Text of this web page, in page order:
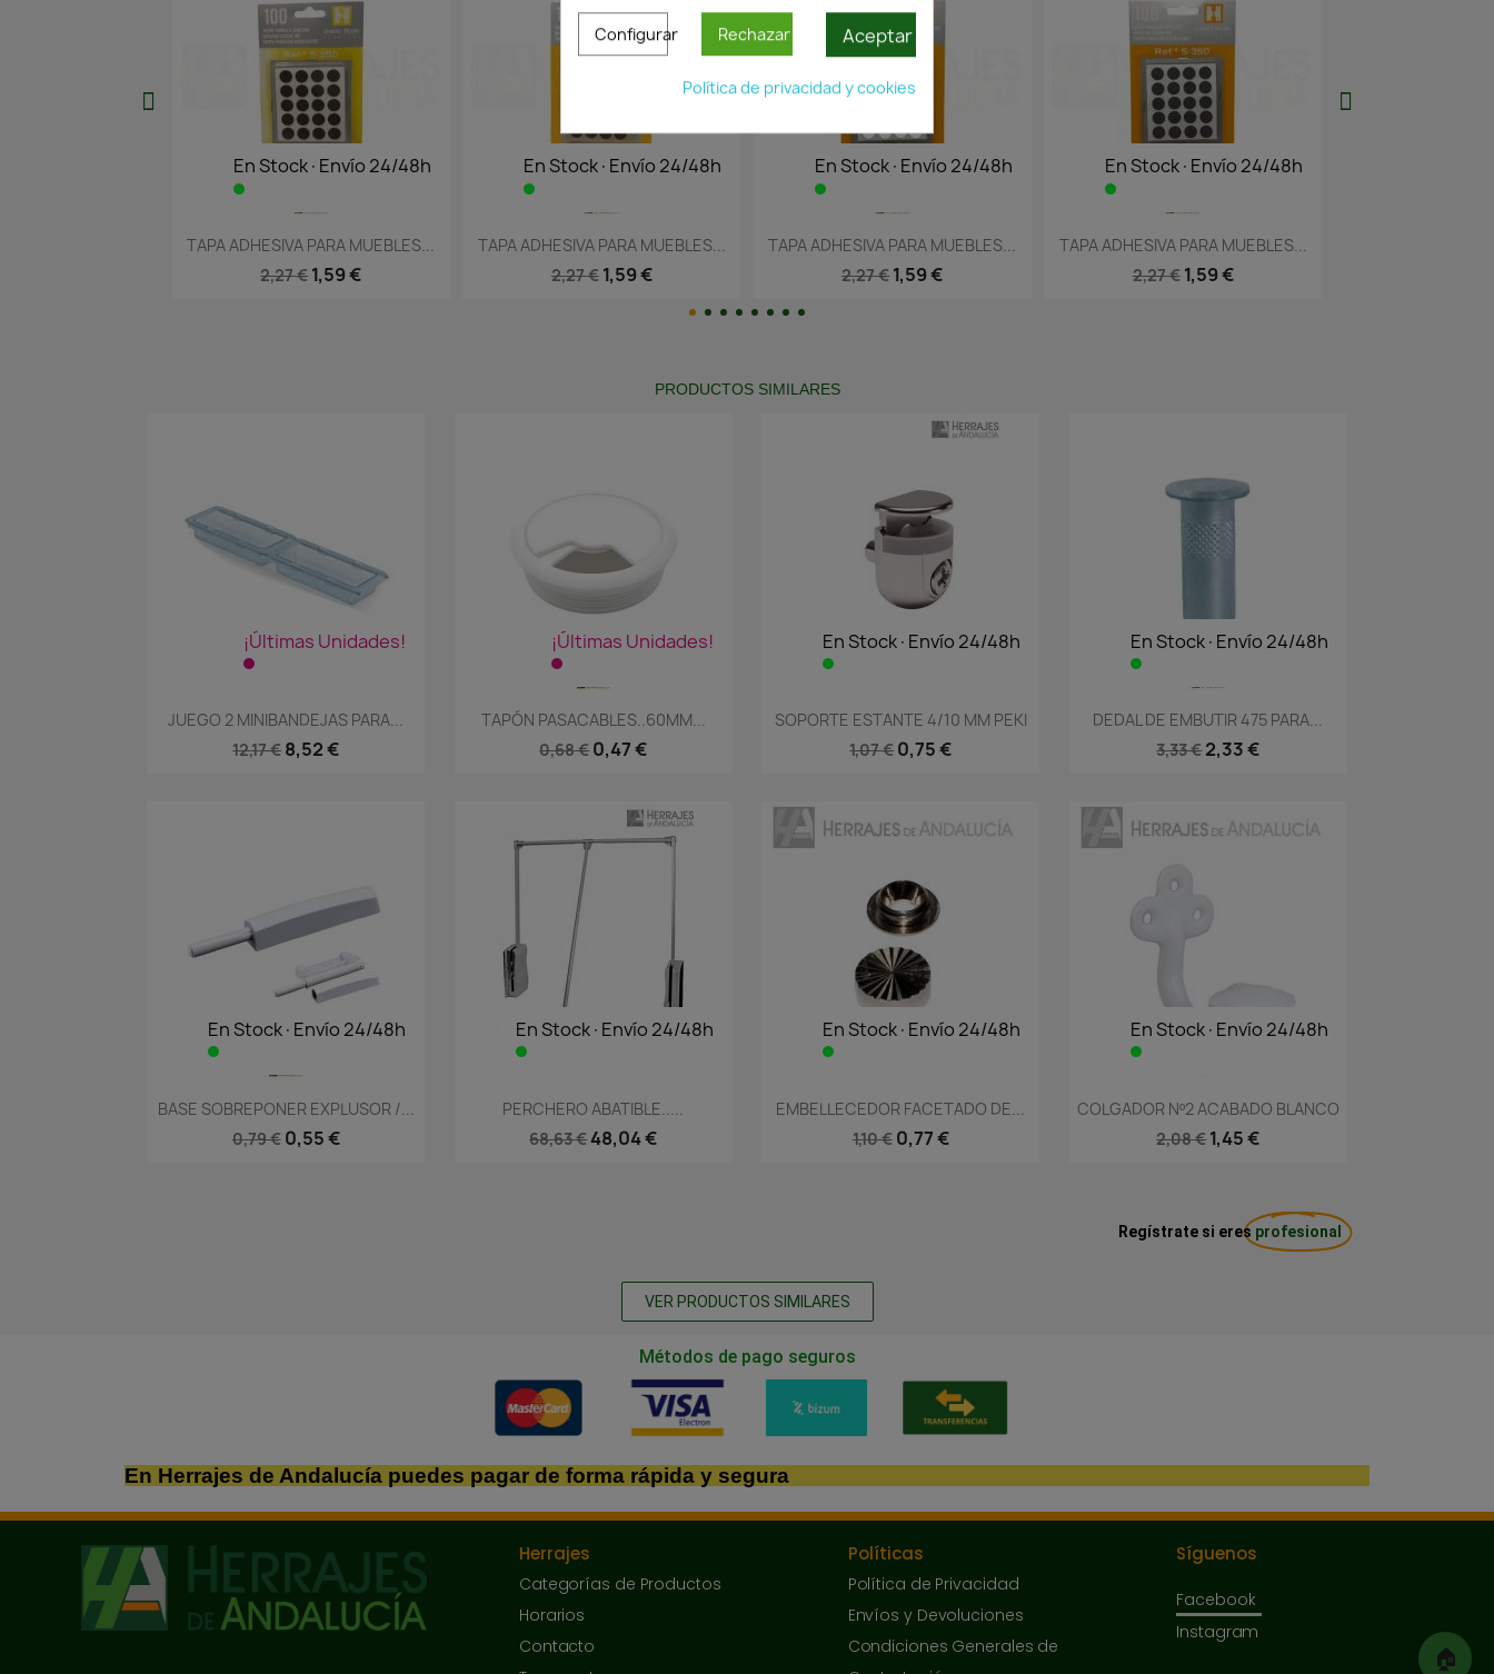
🏠
En Stock·Envío 24/48h
Vista rápida
TAPA ADHESIVA PARA MUEBLES...
2,27 €1,59 €
En Stock·Envío 24/48h
Vista rápida
TAPA ADHESIVA PARA MUEBLES...
2,27 €1,59 €
En Stock·Envío 24/48h
Vista rápida
TAPA ADHESIVA PARA MUEBLES...
2,27 €1,59 €
En Stock·Envío 24/48h
Vista rápida
TAPA ADHESIVA PARA MUEBLES...
2,27 €1,59 €
PRODUCTOS SIMILARES
¡Últimas Unidades!
Vista rápida
JUEGO 2 MINIBANDEJAS PARA...
12,17 € 8,52 €
¡Últimas Unidades!
Vista rápida
TAPÓN PASACABLES..60MM...
0,68 € 0,47 €
En Stock·Envío 24/48h
Vista rápida
SOPORTE ESTANTE 4/10 MM PEKI
1,07 € 0,75 €
En Stock·Envío 24/48h
 Vista rápida
DEDAL DE EMBUTIR 475 PARA...
3,33 € 2,33 €
En Stock·Envío 24/48h
Vista rápida
BASE SOBREPONER EXPLUSOR /...
0,79 € 0,55 €
En Stock·Envío 24/48h
Vista rápida
PERCHERO ABATIBLE.....
68,63 € 48,04 €
En Stock·Envío 24/48h
Vista rápida
EMBELLECEDOR FACETADO DE...
1,10 € 0,77 €
En Stock·Envío 24/48h
 Vista rápida
COLGADOR Nº2 ACABADO BLANCO
2,08 € 1,45 €
Regístrate si eres profesional
VER PRODUCTOS SIMILARES
Métodos de pago seguros
En Herrajes de Andalucía puedes pagar de forma rápida y segura
Herrajes
Categorías de Productos
Horarios
Contacto
Políticas
Política de Privacidad
Envíos y Devoluciones
Condiciones Generales de
Síguenos
Facebook
Instagram
Configurar Rechazar Aceptar
Política de privacidad y cookies